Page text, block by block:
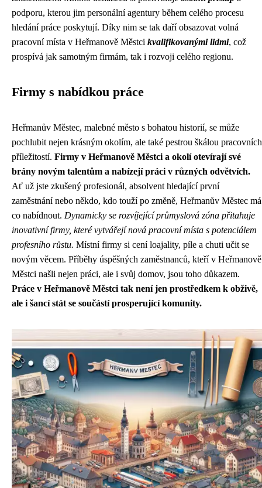
podporu, kterou jim personální agentury během celého procesu
hledání práce poskytují. Díky nim se tak daří obsazovat volná
pracovní místa v Heřmanově Městci kvalifikovanými lidmi, což
prospívá jak samotným firmám, tak i rozvoji celého regionu.
Firmy s nabídkou práce
Heřmanův Městec, malebné město s bohatou historií, se může
pochlubit nejen krásným okolím, ale také pestrou škálou pracovních
příležitostí. Firmy v Heřmanově Městci a okolí otevírají své
brány novým talentům a nabízejí práci v různých odvětvích.
Ať už jste zkušený profesionál, absolvent hledající první
zaměstnání nebo někdo, kdo touží po změně, Heřmanův Městec má
co nabídnout. Dynamicky se rozvíjející průmyslová zóna přitahuje
inovativní firmy, které vytvářejí nová pracovní místa s potenciálem
profesního růstu. Místní firmy si cení loajality, píle a chuti učit se
novým věcem. Příběhy úspěšných zaměstnanců, kteří v Heřmanově
Městci našli nejen práci, ale i svůj domov, jsou toho důkazem.
Práce v Heřmanově Městci tak není jen prostředkem k obživě,
ale i šancí stát se součástí prosperující komunity.